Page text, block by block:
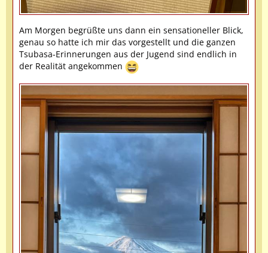
Am Morgen begrüßte uns dann ein sensationeller Blick,
genau so hatte ich mir das vorgestellt und die ganzen
Tsubasa-Erinnerungen aus der Jugend sind endlich in
der Realität angekommen